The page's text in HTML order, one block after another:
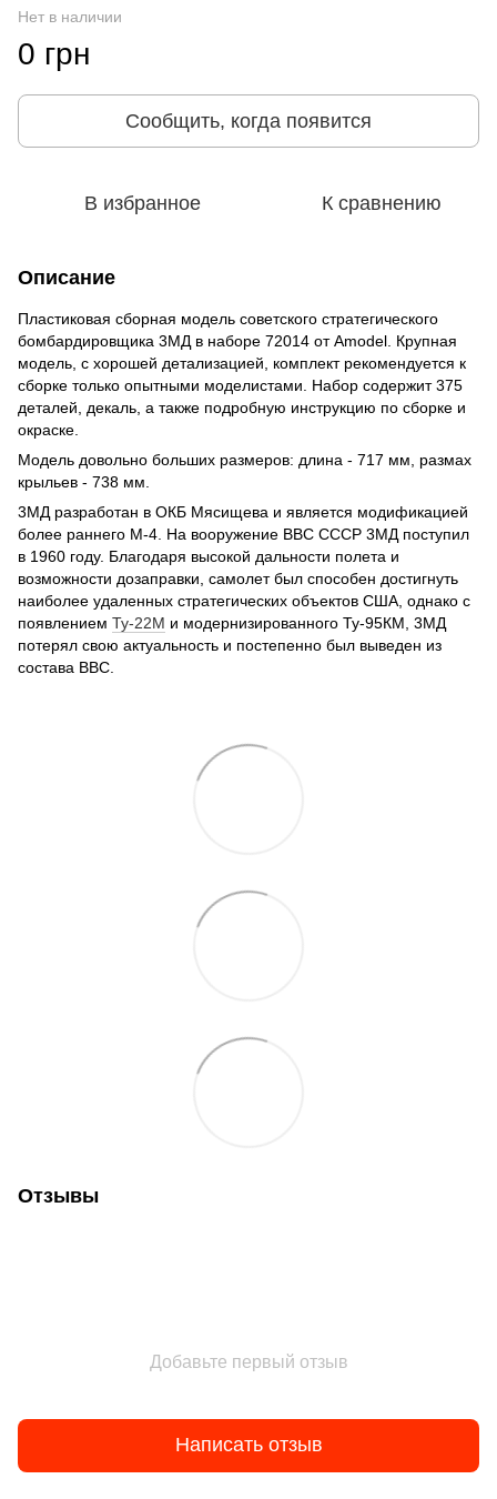
Нет в наличии
0 грн
Сообщить, когда появится
В избранное К сравнению
Описание
Пластиковая сборная модель советского стратегического
бомбардировщика 3МД в наборе 72014 от Amodel. Крупная
модель, с хорошей детализацией, комплект рекомендуется к
сборке только опытными моделистами. Набор содержит 375
деталей, декаль, а также подробную инструкцию по сборке и
окраске.
Модель довольно больших размеров: длина - 717 мм, размах
крыльев - 738 мм.
3МД разработан в ОКБ Мясищева и является модификацией
более раннего М-4. На вооружение ВВС СССР 3МД поступил
в 1960 году. Благодаря высокой дальности полета и
возможности дозаправки, самолет был способен достигнуть
наиболее удаленных стратегических объектов США, однако с
появлением Ту-22М и модернизированного Ту-95КМ, 3МД
потерял свою актуальность и постепенно был выведен из
состава ВВС.
Отзывы
Добавьте первый отзыв
Написать отзыв